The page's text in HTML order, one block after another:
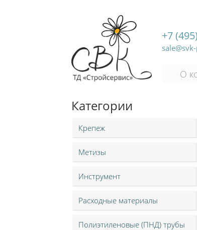
+7
О
Категории
Крепеж
Метизы
Инструмент
Расходные материалы
Полиэтиленовые (ПНД) трубы